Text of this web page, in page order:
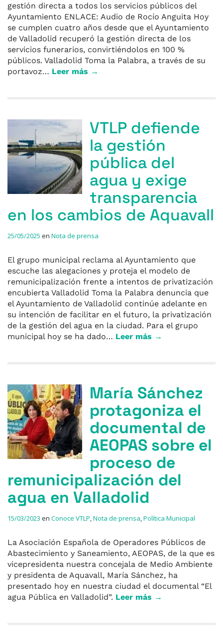
gestión directa a todos los servicios públicos del
Ayuntamiento ENLACE: Audio de Rocío Anguita Hoy
se cumplen cuatro años desde que el Ayuntamiento
de Valladolid recuperó la gestión directa de los
servicios funerarios, convirtiéndolos en 100 %
públicos. Valladolid Toma la Palabra, a través de su
portavoz… Leer más →
VTLP defiende
la gestión
pública del
agua y exige
transparencia
en los cambios de Aquavall
25/05/2025 en Nota de prensa
El grupo municipal reclama al Ayuntamiento que
escuche las alegaciones y proteja el modelo de
remunicipalización frente a intentos de privatización
encubierta Valladolid Toma la Palabra denuncia que
el Ayuntamiento de Valladolid continúe adelante en
su intención de facilitar en el futuro, la privatización
de la gestión del agua en la ciudad. Para el grupo
municipal hoy se ha dado… Leer más →
María Sánchez
protagoniza el
documental de
AEOPAS sobre el
proceso de
remunicipalización del
agua en Valladolid
15/03/2023 en Conoce VTLP,Nota de prensa,Política Municipal
La Asociación Española de Operadores Públicos de
Abastecimiento y Saneamiento, AEOPAS, de la que es
vicepresidenta nuestra concejala de Medio Ambiente
y presidenta de Aquavall, María Sánchez, ha
presentado hoy en nuestra ciudad el documental “El
agua Pública en Valladolid”. Leer más →